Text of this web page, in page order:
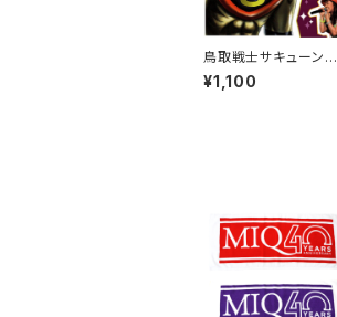
鳥取戦士サキューンの
テーマ-MIQ ver.-
¥1,100